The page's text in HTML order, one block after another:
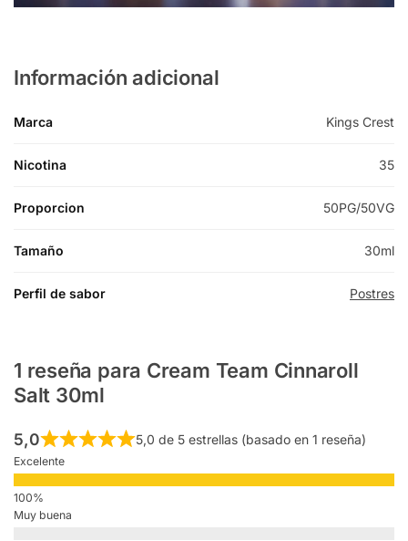
Información adicional
Marca Kings Crest
Nicotina 35
Proporcion 50PG/50VG
Tamaño 30ml
Perfil de sabor Postres
1 reseña para Cream Team Cinnaroll
Salt 30ml
5,0 5,0 de 5 estrellas (basado en 1 reseña)
Excelente
Muy buena